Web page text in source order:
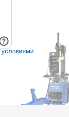
условиями